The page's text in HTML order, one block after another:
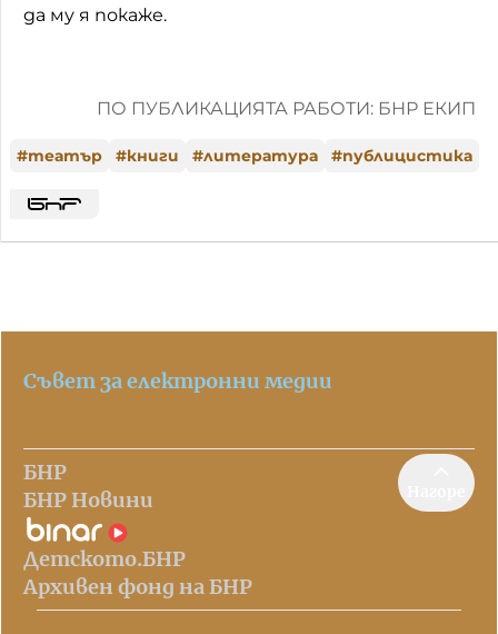
да му я покаже.
ПО ПУБЛИКАЦИЯТА РАБОТИ: БНР ЕКИП
#театър #книги #литература #публицистика
Съвет за електронни медии
БНР
БНР Новини
Детското.БНР
Архивен фонд на БНР